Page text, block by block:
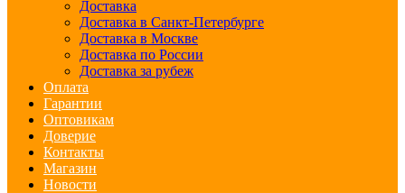
Доставка
Доставка в Санкт-Петербурге
Доставка в Москве
Доставка по России
Доставка за рубеж
Оплата
Гарантии
Оптовикам
Доверие
Контакты
Магазин
Новости